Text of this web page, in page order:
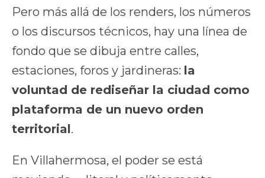
Pero más allá de los renders, los números
o los discursos técnicos, hay una línea de
fondo que se dibuja entre calles,
estaciones, foros y jardineras: la
voluntad de rediseñar la ciudad como
plataforma de un nuevo orden
territorial.
En Villahermosa, el poder se está